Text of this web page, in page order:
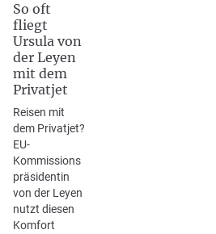
So oft
fliegt
Ursula von
der Leyen
mit dem
Privatjet
Reisen mit
dem Privatjet?
EU-
Kommissions
präsidentin
von der Leyen
nutzt diesen
Komfort